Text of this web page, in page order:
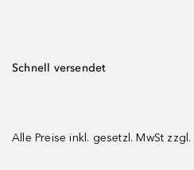
Schnell versendet
Alle Preise inkl. gesetzl. MwSt zzgl.